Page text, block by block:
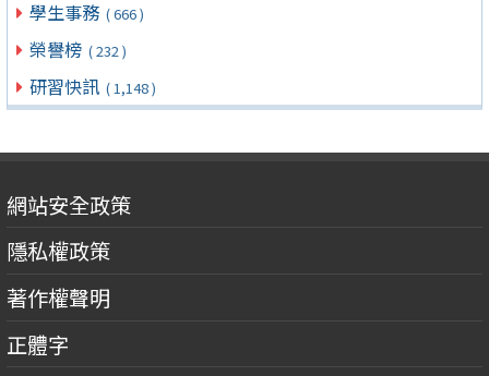
學生事務 ( 666 )
榮譽榜 ( 232 )
研習快訊 ( 1,148 )
網站安全政策
隱私權政策
著作權聲明
正體字